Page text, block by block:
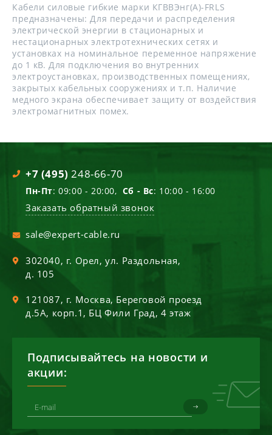
Кабели силовые гибкие марки КГВВЭнг(А)-FRLS
предназначены: Для передачи и распределения
электрической энергии в стационарных и
нестационарных электротехнических сетях и
установках на номинальное переменное напряжение
до 1 кВ. Для подключения во внутренних
электроустановках, производственных помещениях,
закрытых кабельных сооружениях и т.п. Наличие
медного экрана обеспечивает защиту от воздействия
электромагнитных помех.
+7 (495) 248-66-70
Пн-Пт: 09:00 - 20:00, Сб - Вс: 10:00 - 16:00
Заказать обратный звонок
sale@expert-cable.ru
302040, г. Орел,ул. Раздольная,
д. 105
121087, г. Москва, Береговой проезд
д.5А, корп.1, БЦ Фили Град, 4 этаж
Подписывайтесь на новости и
акции: